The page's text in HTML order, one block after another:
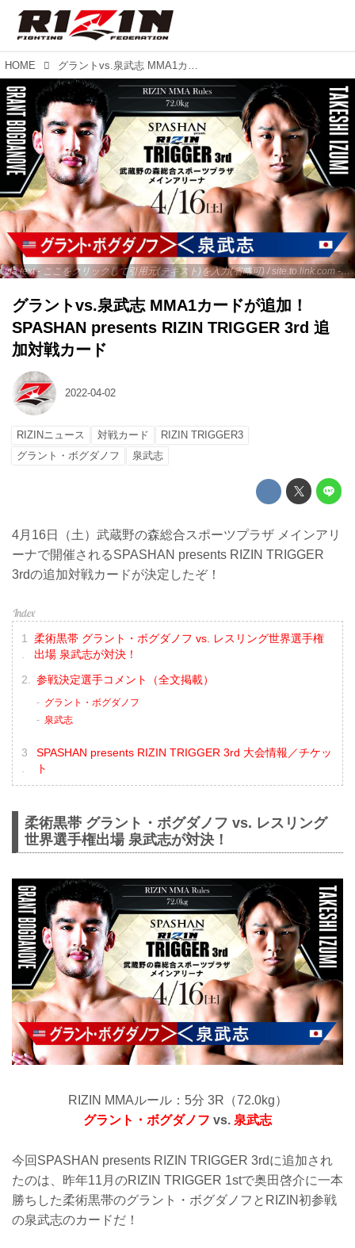
HOME グラントvs.泉武志 MMA1カードが追加！SPASHAN presents RIZIN TRIGGER 3rd 追加対戦カード
via text - ここをクリックして引用元(テキスト)を入力(省略可) / site.to.link.com - ここをクリックして引用元を入力(省略可)
グラントvs.泉武志 MMA1カードが追加！
SPASHAN presents RIZIN TRIGGER 3rd 追
加対戦カード
2022-04-02
RIZINニュース 対戦カード
RIZIN TRIGGER3
グラント・ボグダノフ
泉武志
4月16日（土）武蔵野の森総合スポーツプラザ メインアリ
ーナで開催されるSPASHAN presents RIZIN TRIGGER
3rdの追加対戦カードが決定したぞ！
柔術黒帯 グラント・ボグダノフ vs. レスリング世界選手権
出場 泉武志が対決！
参戦決定選手コメント（全文掲載）
グラント・ボグダノフ
泉武志
SPASHAN presents RIZIN TRIGGER 3rd 大会情報／チケッ
ト
柔術黒帯 グラント・ボグダノフ vs. レスリング
世界選手権出場 泉武志が対決！
RIZIN MMAルール：5分 3R（72.0kg）
グラント・ボグダノフ vs. 泉武志
今回SPASHAN presents RIZIN TRIGGER 3rdに追加され
たのは、昨年11月のRIZIN TRIGGER 1stで奥田啓介に一本
勝ちした柔術黒帯のグラント・ボグダノフとRIZIN初参戦
の泉武志のカードだ！